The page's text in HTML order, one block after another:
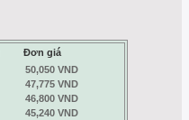
Đơn giá
50,050 VND
47,775 VND
46,800 VND
45,240 VND